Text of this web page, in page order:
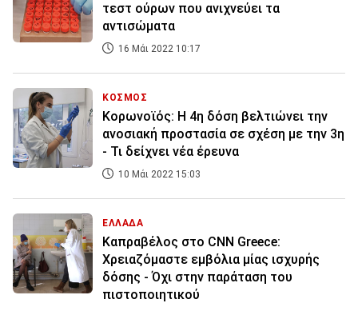
τεστ ούρων που ανιχνεύει τα
αντισώματα
16 Μάι 2022 10:17
ΚΟΣΜΟΣ
Κορωνοϊός: Η 4η δόση βελτιώνει την
ανοσιακή προστασία σε σχέση με την 3η
- Τι δείχνει νέα έρευνα
10 Μάι 2022 15:03
ΕΛΛΑΔΑ
Καπραβέλος στο CNN Greece:
Χρειαζόμαστε εμβόλια μίας ισχυρής
δόσης - Όχι στην παράταση του
πιστοποιητικού